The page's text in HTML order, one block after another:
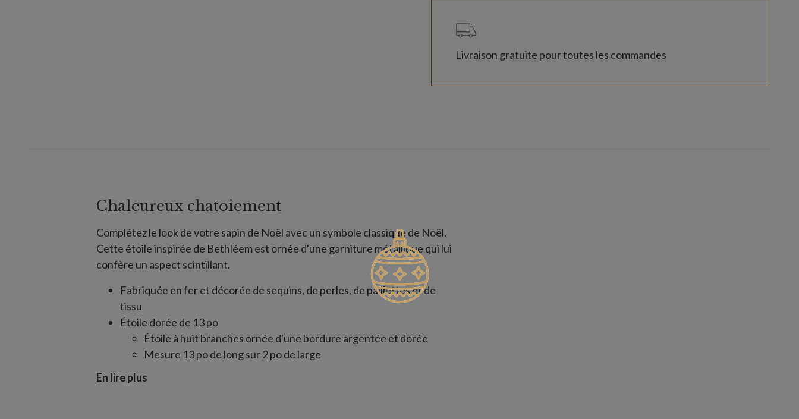
Livraison gratuite pour toutes les commandes
Chaleureux chatoiement
Complétez le look de votre sapin de Noël avec un symbole classique de Noël.
Cette étoile inspirée de Bethléem est ornée d'une garniture métallique qui lui
confère un aspect scintillant.
Fabriquée en fer et décorée de sequins, de perles, de paillettes et de
tissu
Étoile dorée de 13 po
Étoile à huit branches ornée d'une bordure argentée et dorée
Mesure 13 po de long sur 2 po de large
Étoile dorée de 15,5 po
Étoile à huit branches plus longues ornée d'une bordure argentée et
En lire plus